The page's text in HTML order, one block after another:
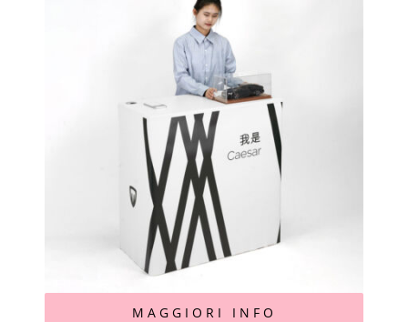
MAGGIORI INFO